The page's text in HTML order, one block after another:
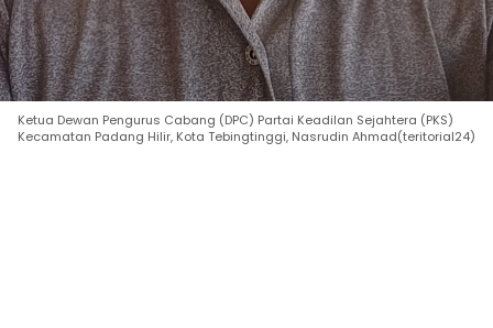
Ketua Dewan Pengurus Cabang (DPC) Partai Keadilan Sejahtera (PKS)
Kecamatan Padang Hilir, Kota Tebingtinggi, Nasrudin Ahmad(teritorial24)